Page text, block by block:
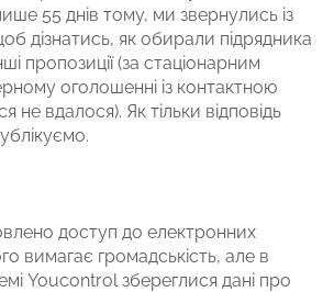
55 днів тому, ми звернулись із
дізнатись, як обирали підрядника
пропозиції (за стаціонарним
оголошенні із контактною
не вдалося). Як тільки відповідь
доступ до електронних
вимагає громадськість, але в
Youcontrol збереглися дані про